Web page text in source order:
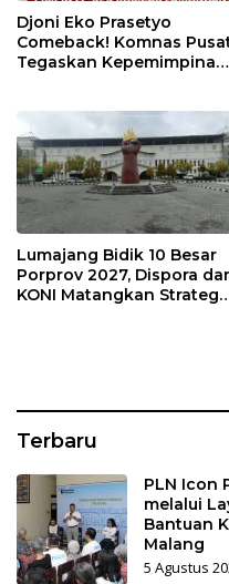
Djoni Eko Prasetyo
Comeback! Komnas
Tegaskan Kepemimpinan
Lumajang Bidik 10 Besar
Porprov 2027, Dispora
KONI Matangkan Strategi
Terbaru
PLN Icon
melalui
Bantuan
Malang
5 Agustus